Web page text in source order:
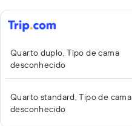
Quarto duplo, Tipo de cama
desconhecido
Quarto standard, Tipo de cama
desconhecido